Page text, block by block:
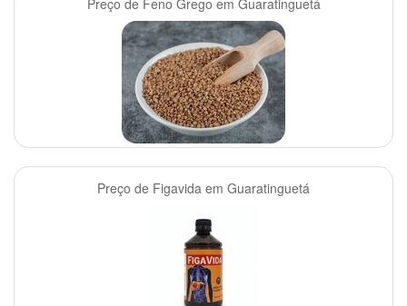
Preço de Feno Grego em Guaratinguetá
Preço de Figavida em Guaratinguetá